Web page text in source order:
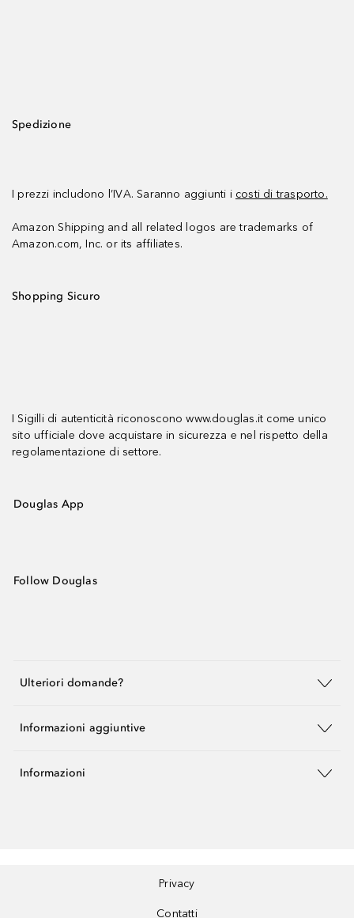
Spedizione
I prezzi includono l’IVA. Saranno aggiunti i costi di trasporto.
Amazon Shipping and all related logos are trademarks of
Amazon.com, Inc. or its affiliates.
Shopping Sicuro
I Sigilli di autenticità riconoscono www.douglas.it come unico
sito ufficiale dove acquistare in sicurezza e nel rispetto della
regolamentazione di settore.
Douglas App
Follow Douglas
Ulteriori domande?
Informazioni aggiuntive
Informazioni
Privacy
Contatti